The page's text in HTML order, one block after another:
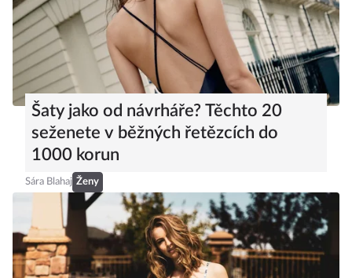
Šaty jako od návrháře? Těchto 20
seženete v běžných řetězcích do
1000 korun
Sára Blahaj Ženy